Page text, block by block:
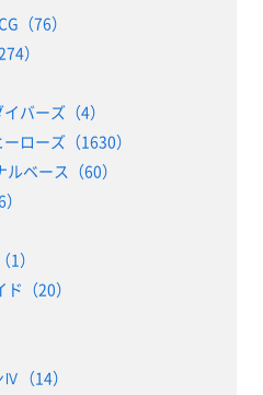
（76）
）
バーズ（4）
ローズ（1630）
ベース（60）
）
（20）
（14）